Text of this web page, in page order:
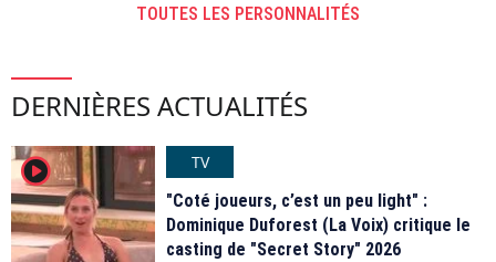
TOUTES LES PERSONNALITÉS
DERNIÈRES ACTUALITÉS
player2
TV
"Coté joueurs, c’est un peu light" :
Dominique Duforest (La Voix) critique le
casting de "Secret Story" 2026